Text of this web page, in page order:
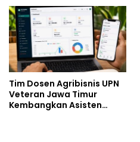
Tim Dosen Agribisnis UPN
Veteran Jawa Timur
Kembangkan Asisten